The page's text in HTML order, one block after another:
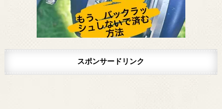
スポンサードリンク